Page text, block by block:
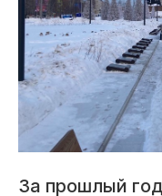
За прошлый